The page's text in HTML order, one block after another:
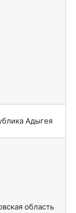
Адыгея
область